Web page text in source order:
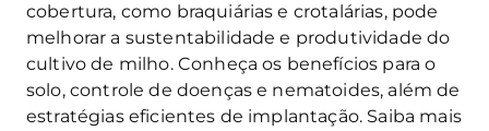
cobertura, como braquiárias e crotalárias, pode
melhorar a sustentabilidade e produtividade do
cultivo de milho. Conheça os benefícios para o
solo, controle de doenças e nematoides, além de
estratégias eficientes de implantação. Saiba mais